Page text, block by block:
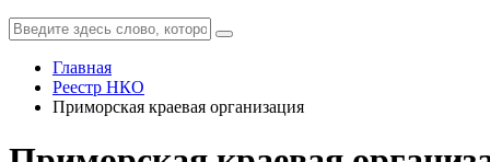
Главная
Реестр НКО
Приморская краевая организация